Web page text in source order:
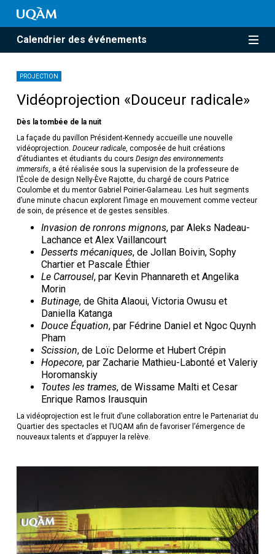
Calendrier des événements
PROJECTION
Vidéoprojection «Douceur radicale»
Dès la tombée de la nuit
La façade du pavillon Président-Kennedy accueille une nouvelle
vidéoprojection. Douceur radicale, composée de huit créations
d’étudiantes et étudiants du cours Design des environnements
immersifs, a été réalisée sous la supervision de la professeure de
l’École de design Nelly-Ève Rajotte, du chargé de cours Patrice
Coulombe et du mentor Gabriel Poirier-Galarneau. Les huit segments
d’une minute chacun explorent l’image en mouvement comme vecteur
de soin, de présence et de gestes sensibles.
Invasion de ronrons mignons, par Aleks Nadeau-
Lachance et Alex Vaillancourt
Desserts mécaniques, de Jollan Boivin, Sophy
Chartier et Pascale Éthier
Le Carrousel, par Kevin Phannareth et Angelika
Morin
Butinage, de Ghita Alaoui, Victoria Owusu et
Daniella Katanga
Douce Équation, par Fédrine Daniel et Ngoc Quynh
Pham
Scission, de Loïc Delorme et Hubert Crépin
Hopecore, par Zacharie Mathieu-Labonté et Valeriy
Horomanskiy
Toutes les trames, de Wissame Malti et Cesar
Enrique Ramos Irausquin
La vidéoprojection est le fruit d’une collaboration entre le Partenariat du
Quartier des spectacles et l’UQAM afin de favoriser l’émergence de
nouveaux talents et d’appuyer la relève.